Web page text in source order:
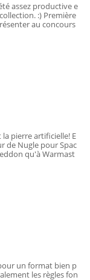
assez productive e
:) Première
au concours
la pierre artificielle! E
de Nugle pour Spac
qu'à Warmast
un format bien p
les règles fon